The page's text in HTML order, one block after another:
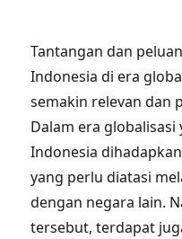
Tantangan dan
Indonesia di era
semakin relevan dan
Dalam era
Indonesia
yang perlu diatasi
dengan negara lain.
tersebut, terdapat